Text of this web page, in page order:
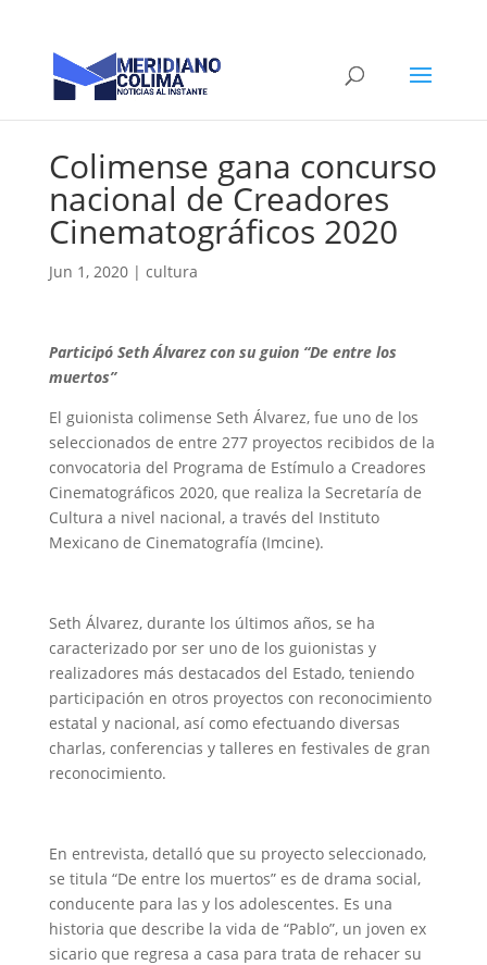
Colimense gana concurso
nacional de Creadores
Cinematográficos 2020
Jun 1, 2020| cultura
Participó Seth Álvarez con su guion “De entre los
muertos”
El guionista colimense Seth Álvarez, fue uno de los
seleccionados de entre 277 proyectos recibidos de la
convocatoria del Programa de Estímulo a Creadores
Cinematográficos 2020, que realiza la Secretaría de
Cultura a nivel nacional, a través del Instituto
Mexicano de Cinematografía (Imcine).
Seth Álvarez, durante los últimos años, se ha
caracterizado por ser uno de los guionistas y
realizadores más destacados del Estado, teniendo
participación en otros proyectos con reconocimiento
estatal y nacional, así como efectuando diversas
charlas, conferencias y talleres en festivales de gran
reconocimiento.
En entrevista, detalló que su proyecto seleccionado,
se titula “De entre los muertos” es de drama social,
conducente para las y los adolescentes. Es una
historia que describe la vida de “Pablo”, un joven ex
sicario que regresa a casa para trata de rehacer su